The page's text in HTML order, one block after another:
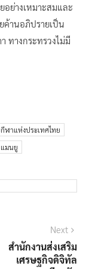
อย่างเหมาะสมและ
ค้านอภิปรายเป็น
ทางกระทรวงไม่มี
ฬาแห่งประเทศไทย
แมนยู
Next
สำนักงานส่งเสริม
เศรษฐกิจดิจิทัล